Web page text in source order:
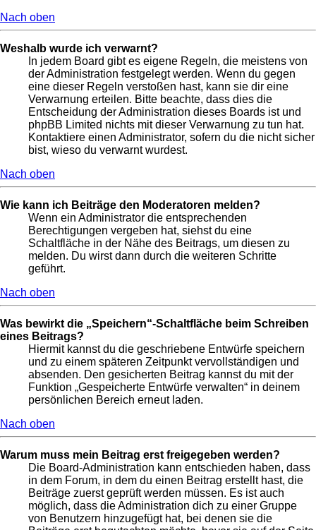
Nach oben
Weshalb wurde ich verwarnt?
In jedem Board gibt es eigene Regeln, die meistens von
der Administration festgelegt werden. Wenn du gegen
eine dieser Regeln verstoßen hast, kann sie dir eine
Verwarnung erteilen. Bitte beachte, dass dies die
Entscheidung der Administration dieses Boards ist und
phpBB Limited nichts mit dieser Verwarnung zu tun hat.
Kontaktiere einen Administrator, sofern du die nicht sicher
bist, wieso du verwarnt wurdest.
Nach oben
Wie kann ich Beiträge den Moderatoren melden?
Wenn ein Administrator die entsprechenden
Berechtigungen vergeben hat, siehst du eine
Schaltfläche in der Nähe des Beitrags, um diesen zu
melden. Du wirst dann durch die weiteren Schritte
geführt.
Nach oben
Was bewirkt die „Speichern“-Schaltfläche beim Schreiben
eines Beitrags?
Hiermit kannst du die geschriebene Entwürfe speichern
und zu einem späteren Zeitpunkt vervollständigen und
absenden. Den gesicherten Beitrag kannst du mit der
Funktion „Gespeicherte Entwürfe verwalten“ in deinem
persönlichen Bereich erneut laden.
Nach oben
Warum muss mein Beitrag erst freigegeben werden?
Die Board-Administration kann entschieden haben, dass
in dem Forum, in dem du einen Beitrag erstellt hast, die
Beiträge zuerst geprüft werden müssen. Es ist auch
möglich, dass die Administration dich zu einer Gruppe
von Benutzern hinzugefügt hat, bei denen sie die